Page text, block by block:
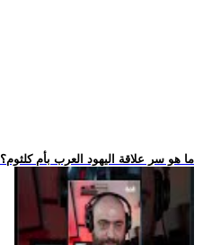
.. ما هو سر علاقة اليهود العرب بأم كلثوم؟